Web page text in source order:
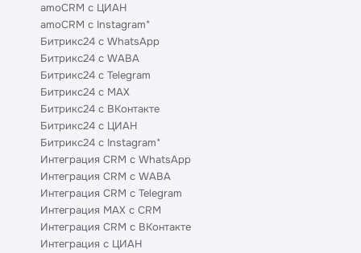
amoCRM с ЦИАН
amoCRM с Instagram*
Битрикс24 с WhatsApp
Битрикс24 с WABA
Битрикс24 с Telegram
Битрикс24 с MAX
Битрикс24 с ВКонтакте
Битрикс24 с ЦИАН
Битрикс24 с Instagram*
Интеграция CRM с WhatsApp
Интеграция CRM с WABA
Интеграция CRM с Telegram
Интеграция MAX с CRM
Интеграция CRM с ВКонтакте
Интеграция с ЦИАН